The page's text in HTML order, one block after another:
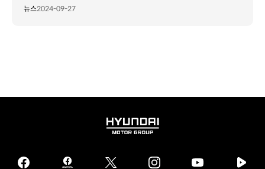
뉴스2024-09-27
HYUNDAI
GROUP